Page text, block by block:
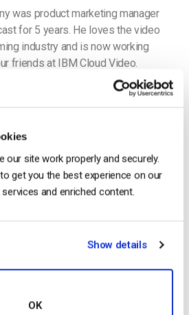
our site work properly and securely.
get you the best experience on our
and enriched content.
Show details
OK
was product marketing manager
for 5 years. He loves the video
industry and is now working
friends at IBM Cloud Video.
immediately